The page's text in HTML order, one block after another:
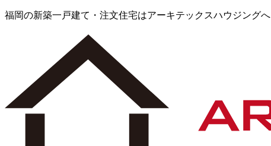
福岡の新築一戸建て・注文住宅はアーキテックスハウジングへ